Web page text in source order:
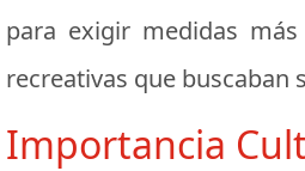
para exigir medidas
recreativas que buscaban
Importancia